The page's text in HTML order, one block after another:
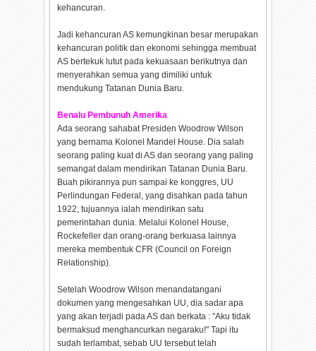
kehancuran.
Jadi kehancuran AS kemungkinan besar merupakan
kehancuran politik dan ekonomi sehingga membuat
AS bertekuk lutut pada kekuasaan berikutnya dan
menyerahkan semua yang dimiliki untuk
mendukung Tatanan Dunia Baru.
Benalu Pembunuh Amerika
Ada seorang sahabat Presiden Woodrow Wilson
yang bernama Kolonel Mandel House. Dia salah
seorang paling kuat di AS dan seorang yang paling
semangat dalam mendirikan Tatanan Dunia Baru.
Buah pikirannya pun sampai ke konggres, UU
Perlindungan Federal, yang disahkan pada tahun
1922, tujuannya ialah mendirikan satu
pemerintahan dunia. Melalui Kolonel House,
Rockefeller dan orang-orang berkuasa lainnya
mereka membentuk CFR (Council on Foreign
Relationship).
Setelah Woodrow Wilson menandatangani
dokumen yang mengesahkan UU, dia sadar apa
yang akan terjadi pada AS dan berkata : "Aku tidak
bermaksud menghancurkan negaraku!" Tapi itu
sudah terlambat, sebab UU tersebut telah